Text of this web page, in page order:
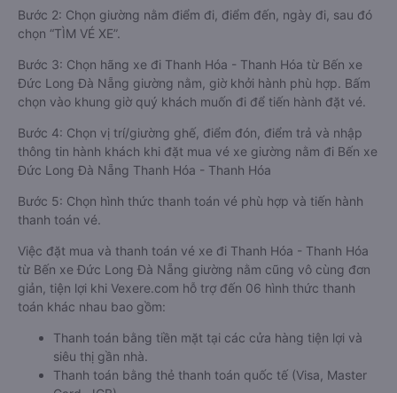
Bước 2: Chọn giường nằm điểm đi, điểm đến, ngày đi, sau đó
chọn “TÌM VÉ XE”.
Bước 3: Chọn hãng xe đi Thanh Hóa - Thanh Hóa từ Bến xe
Đức Long Đà Nẵng giường nằm, giờ khởi hành phù hợp. Bấm
chọn vào khung giờ quý khách muốn đi để tiến hành đặt vé.
Bước 4: Chọn vị trí/giường ghế, điểm đón, điểm trả và nhập
thông tin hành khách khi đặt mua vé xe giường nằm đi Bến xe
Đức Long Đà Nẵng Thanh Hóa - Thanh Hóa
Bước 5: Chọn hình thức thanh toán vé phù hợp và tiến hành
thanh toán vé.
Việc đặt mua và thanh toán vé xe đi Thanh Hóa - Thanh Hóa
từ Bến xe Đức Long Đà Nẵng giường nằm cũng vô cùng đơn
giản, tiện lợi khi Vexere.com hỗ trợ đến 06 hình thức thanh
toán khác nhau bao gồm:
Thanh toán bằng tiền mặt tại các cửa hàng tiện lợi và
siêu thị gần nhà.
Thanh toán bằng thẻ thanh toán quốc tế (Visa, Master